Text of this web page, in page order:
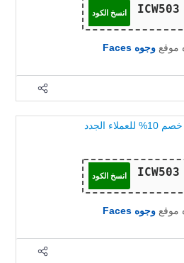
انسخ الكود
موقع وجوه Faces
الجدد
انسخ الكود
موقع وجوه Faces